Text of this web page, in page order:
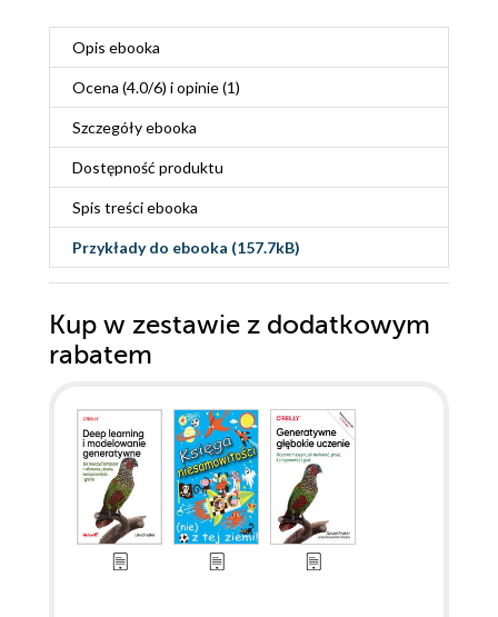
Opis ebooka
Ocena (4.0/6) i opinie (1)
Szczegółyebooka
Dostępność produktu
Spis treściebooka
Przykłady do ebooka (157.7kB)
Kup w zestawie z dodatkowym
rabatem